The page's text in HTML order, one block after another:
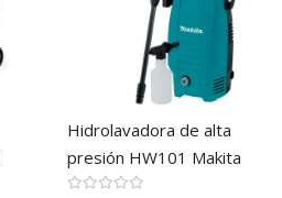
Hidrolavadora de alta
presión HW101 Makita